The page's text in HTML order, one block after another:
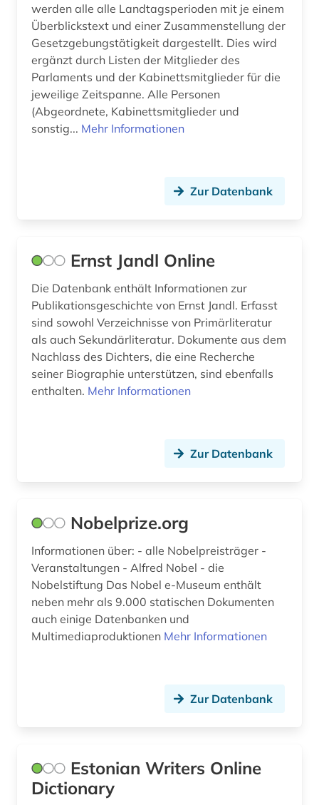
digital humanities (2)
digitale bildverarbeitung (1)
diskriminierung (1)
dominikaner (1)
drama (1)
drucker (1)
druckgrafik (1)
drucktechnik (1)
dynastie (1)
dänisch-hallische mission (1)
einwanderer (2)
einwanderung (1)
elektronische bibliothek (2)
england (6)
englisch (2)
werden alle alle Landtagsperioden mit je einem
Überblickstext und einer Zusammenstellung der
Gesetzgebungstätigkeit dargestellt. Dies wird
ergänzt durch Listen der Mitglieder des
Parlaments und der Kabinettsmitglieder für die
jeweilige Zeitspanne. Alle Personen
(Abgeordnete, Kabinettsmitglieder und
sonstig... Mehr Informationen
Zur Datenbank
Ernst Jandl Online
Die Datenbank enthält Informationen zur
Publikationsgeschichte von Ernst Jandl. Erfasst
sind sowohl Verzeichnisse von Primärliteratur
als auch Sekundärliteratur. Dokumente aus dem
Nachlass des Dichters, die eine Recherche
seiner Biographie unterstützen, sind ebenfalls
enthalten. Mehr Informationen
Zur Datenbank
Nobelprize.org
Informationen über: - alle Nobelpreisträger -
Veranstaltungen - Alfred Nobel - die
Nobelstiftung Das Nobel e-Museum enthält
neben mehr als 9.000 statischen Dokumenten
auch einige Datenbanken und
Multimediaproduktionen Mehr Informationen
Zur Datenbank
Estonian Writers Online
Dictionary